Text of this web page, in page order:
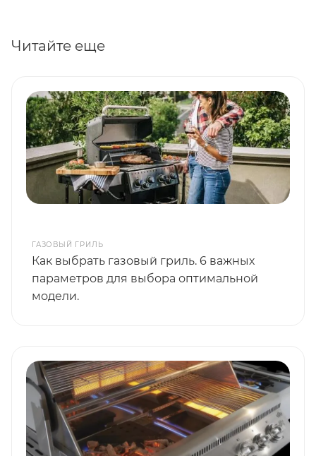
Читайте еще
ГАЗОВЫЙ ГРИЛЬ
Как выбрать газовый гриль. 6 важных
параметров для выбора оптимальной
модели.